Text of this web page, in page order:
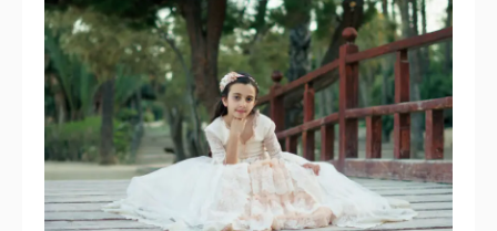
de
comunión
en
el
Parque
del
Palmeral